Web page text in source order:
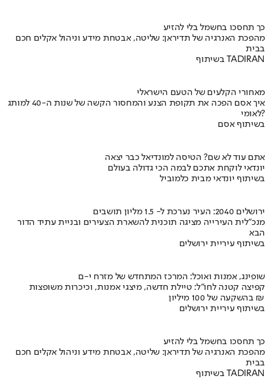
כך תחסכו בחשמל בלי להזיע
מהפכת האנרגיה של תדיראן: שליטה, אבטחת מידע וניהול אקלים חכם
בבית
בשיתוף TADIRAN
מאחורי הקלעים של הטעם הישראלי
איך אסם הפכה את תקופת הצנע והמחסור הקשה של שנות ה-40 למותג
לאומי?
בשיתוף אסם
אתם עוד לא שם? הטיסה למונדיאל כבר יצאה
יונדאי לוקחת אתכם לבמה הכי גדולה בעולם
בשיתוף יונדאי מבית כלמוביל
ירושלים 2040: העיר נערכת ל- 1.5 מליון תושבים
מנכ"לית העירייה מציגה תוכנית להשארת הצעירים ובניית עתיד הדור
הבא
בשיתוף עיריית ירושלים
שופינג, אמנות ואוכל: המרכז המתחדש של מזרח י-ם
קפיצה קטנה לחו"ל: טיילת חדשה, מיצגי אמנות, וכיכרות משופצות
בהשקעה של 100 מיליון ₪
בשיתוף עיריית ירושלים
כך תחסכו בחשמל בלי להזיע
מהפכת האנרגיה של תדיראן: שליטה, אבטחת מידע וניהול אקלים חכם
בבית
בשיתוף TADIRAN